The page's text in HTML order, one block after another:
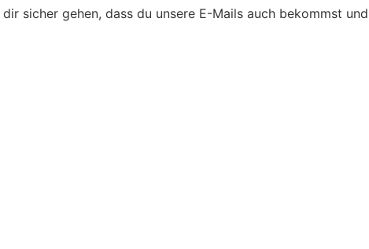
sicher gehen, dass du unsere E-Mails auch bekommst